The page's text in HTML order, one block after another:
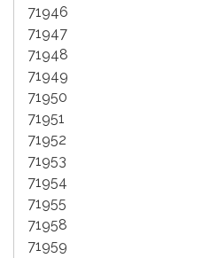
71946
71947
71948
71949
71950
71951
71952
71953
71954
71955
71958
71959